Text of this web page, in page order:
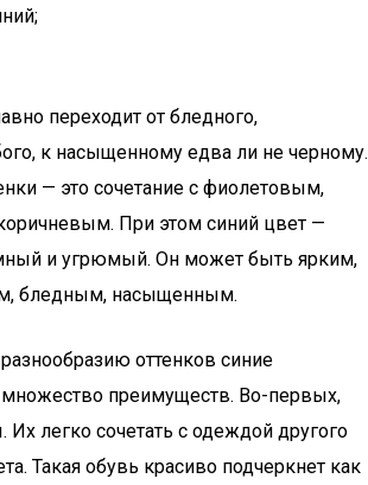
переходит от бледного,
к насыщенному едва ли не черному.
— это сочетание с фиолетовым,
При этом синий цвет —
и угрюмый. Он может быть ярким,
бледным, насыщенным.
оттенков синие
преимуществ. Во-первых,
Их легко сочетать с одеждой другого
Такая обувь красиво подчеркнет как